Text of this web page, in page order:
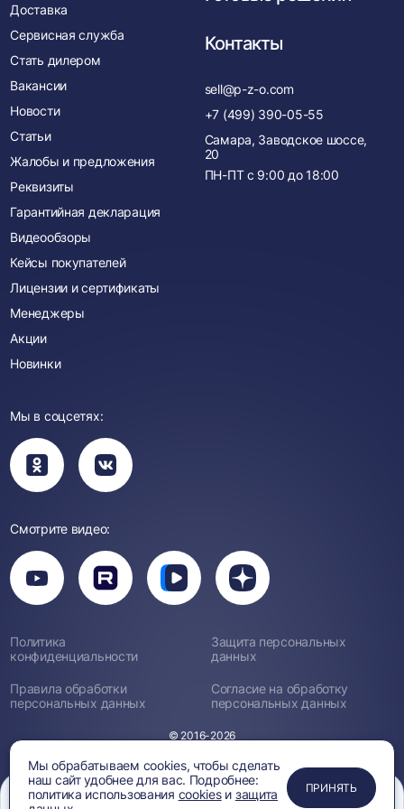
ПРИМЕНИТЬ
ЗАКРЫТЬ
ЗАКРЫТЬ
ЗАКРЫТЬ
Мы обрабатываем cookies, чтобы сделать
наш сайт удобнее для вас. Подробнее:
политика использования cookiesи защита
ПРИНЯТЬ
Доставка
Сервисная служба
Стать дилером
Вакансии
Новости
Статьи
Жалобы и предложения
Реквизиты
Гарантийная декларация
Видеообзоры
Кейсы покупателей
Лицензии и сертификаты
Менеджеры
Акции
Новинки
Контакты
sell@p-z-o.com
+7 (499) 390-05-55
Самара, Заводское шоссе,
20
ПН-ПТ с 9:00 до 18:00
Мы в соцсетях:
Вы
перейдете
в
группу
Вы
перейдете
в
группу
Смотрите видео:
Вы
перейдете
на
канал
Вы
перейдете
Вы
перейдете
Вы
перейдете
Дзен
Политика
конфиденциальности
Защита персональных
данных
Правила обработки
персональных данных
Согласие на обработку
персональных данных
© 2016-2026